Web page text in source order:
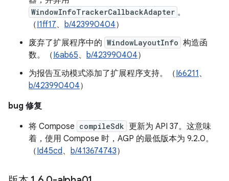
WindowInfoTrackerCallbackAdapter 。
（I1ff17、 b/423990404）
废弃了扩展程序中的 WindowLayoutInfo 构造函
数。（I6ab65、 b/423990404）
为报告互动模式添加了扩展程序支持。（I66211 、
b/423990404）
bug 修复
将 Compose compileSdk 更新为 API 37。这意味
着，使用 Compose 时，AGP 的最低版本为 9.2.0。
（Id45cd、 b/413674743）